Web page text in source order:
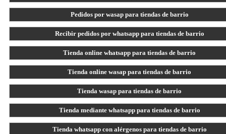
Pedidos por wasap para tiendas de barrio
Recibir pedidos por whatsapp para tiendas de barrio
Tienda online whatsapp para tiendas de barrio
Tienda online wasap para tiendas de barrio
Tienda wasap para tiendas de barrio
Tienda mediante whatsapp para tiendas de barrio
Tienda whatsapp con alérgenos para tiendas de barrio